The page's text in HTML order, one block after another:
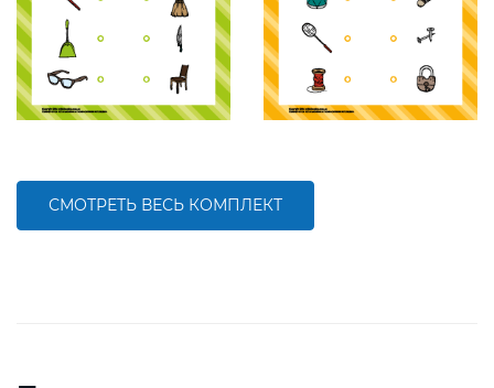
СМОТРЕТЬ ВЕСЬ КОМПЛЕКТ